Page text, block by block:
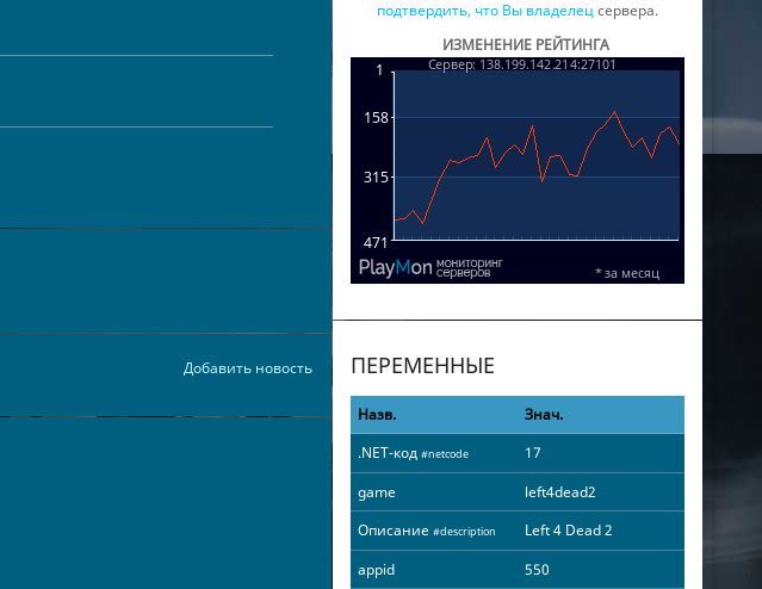
Добавить новость
подтвердить, что Вы владелецсервера.
ИЗМЕНЕНИЕ РЕЙТИНГА
ПЕРЕМЕННЫЕ
Назв.
Знач.
.NET-код #netcode
17
game
left4dead2
Описание #description
Left 4 Dead 2
appid
550